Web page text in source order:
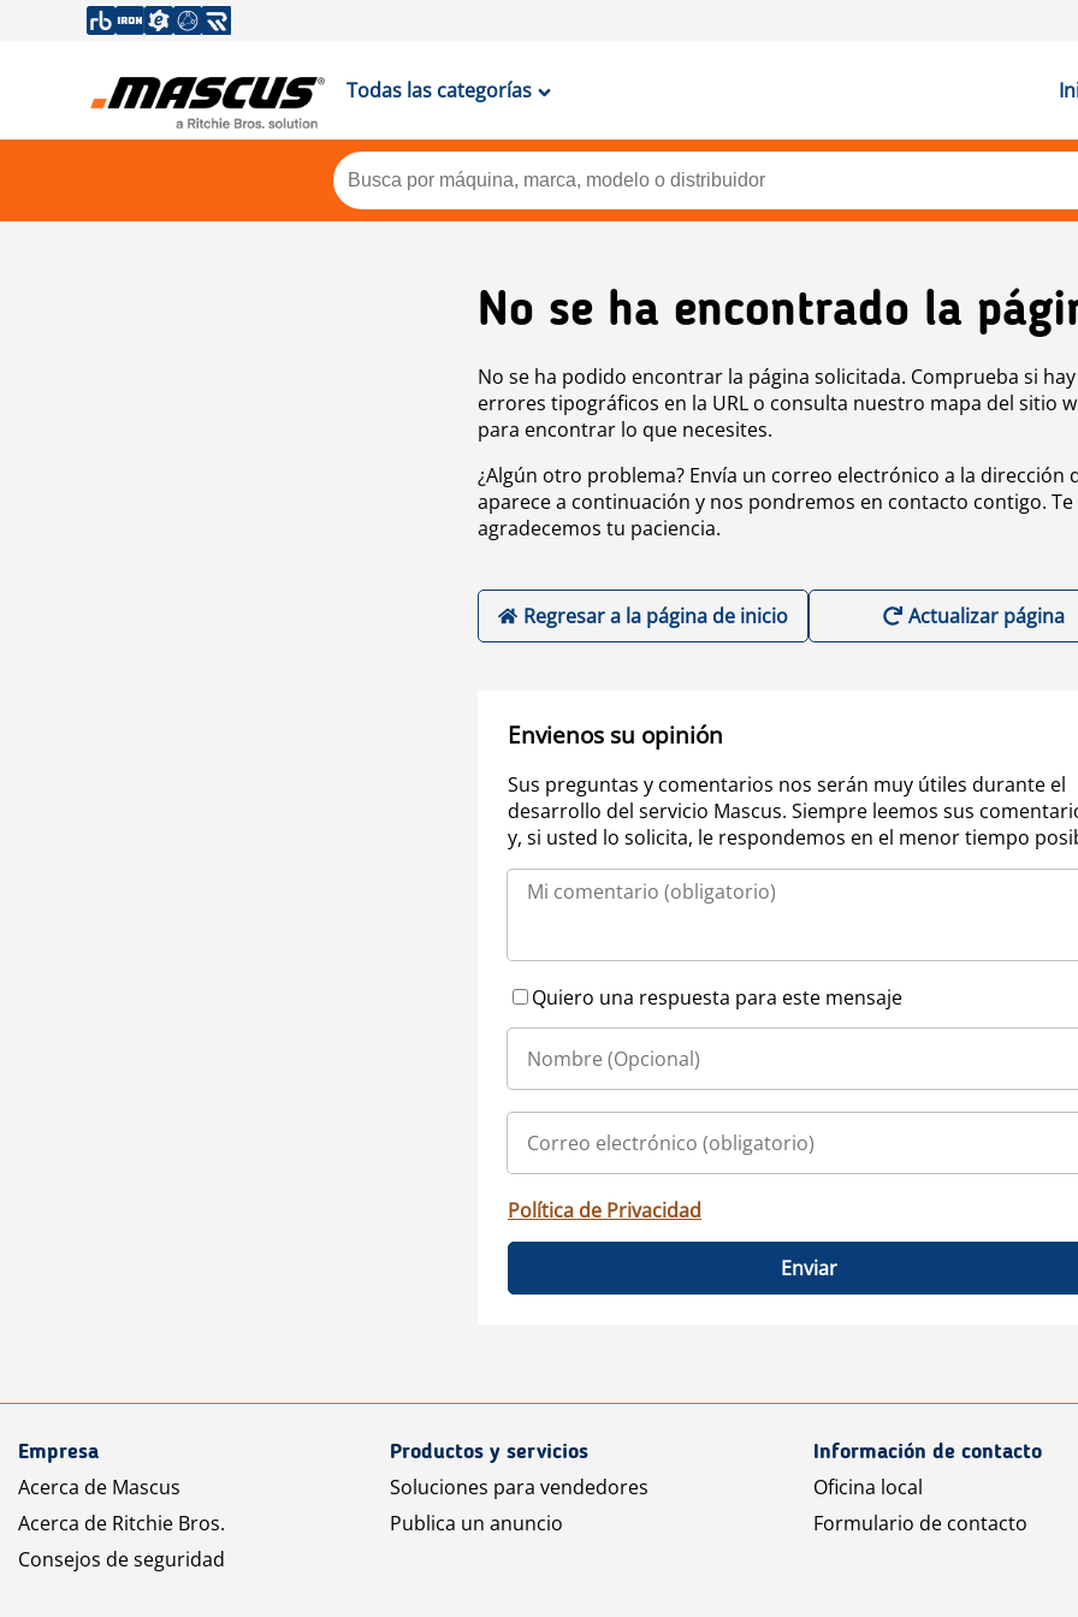
Todas las categorías
No se ha encontrado la
No se ha podido encontrar la página solicitada. Comprueba si hay
errores tipográficos en la URL o consulta nuestro mapa del sitio
para encontrar lo que necesites.
¿Algún otro problema? Envía un correo electrónico a la dirección
aparece a continuación y nos pondremos en contacto contigo. Te
agradecemos tu paciencia.
Regresar a la página de inicio Actualizar página
Envienos su opinión
Sus preguntas y comentarios nos serán muy útiles durante el
desarrollo del servicio Mascus. Siempre leemos sus
y, si usted lo solicita, le respondemos en el menor tiempo
Quiero una respuesta para este mensaje
Política de Privacidad
Enviar
Empresa
Acerca de Mascus
Acerca de Ritchie Bros.
Consejos de seguridad
Productos y servicios
Soluciones para vendedores
Publica un anuncio
Información de contacto
Oficina local
Formulario de contacto